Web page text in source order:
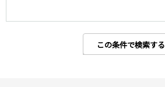
この条件で検索する
近鉄難波線
布施駅